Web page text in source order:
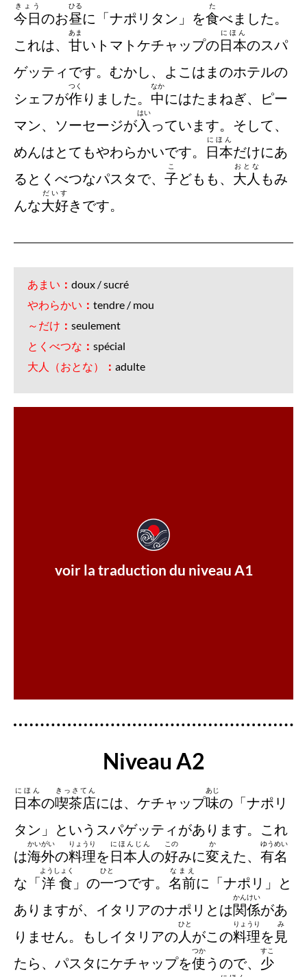
今日
きょう
のお昼
ひる
に「ナポリタン」を食
た
べました。
これは、 甘
あま
いトマトケチャップの日本
にほん
のスパ
ゲッティです。むかし、よこはまのホテルの
シェフが作
つく
りました。 中
なか
にはたまねぎ、ピー
マン、ソーセージが 入
はい
っています。そして、
めんはとてもやわらかいです。
日本
にほん
だけにあ
るとくべつなパスタで、 子
こ
どもも、 大人
おとな
もみ
んな大好
だいす
きです。
あまい ： doux / sucré
やわらかい ： tendre / mou
～だけ ： seulement
とくべつな ： spécial
大人（おとな）
： adulte
voir la traduction du niveau A1
un spaghetti japonais préparé avec du ketchup à la
tomate au goût sucré. Il a été créé autrefois par un
chef d’hôtel à Yokohama. Il contient des oignons,
des poivrons verts et des saucisses. De plus, les
pâtes sont très tendres. C’est une pâte spéciale que
Niveau A2
日本
にほん
の喫茶店
きっさてん
には、ケチャップ味
あじ
の「ナポリ
タン」というスパゲッティがあります。これ
は海外
かいがい
の料理
りょうり
を 日本人
にほんじん
の好
この
みに変
か
えた、 有名
ゆうめい
な「洋食
ようしょく
」の一
ひと
つです。 名前
なまえ
に「ナポリ」と
ありますが、イタリアのナポリとは関係
かんけい
があ
りません。もしイタリアの 人
ひと
がこの料理
りょうり
を 見
み
たら、パスタにケチャップを使
つか
うので、 少
すこ